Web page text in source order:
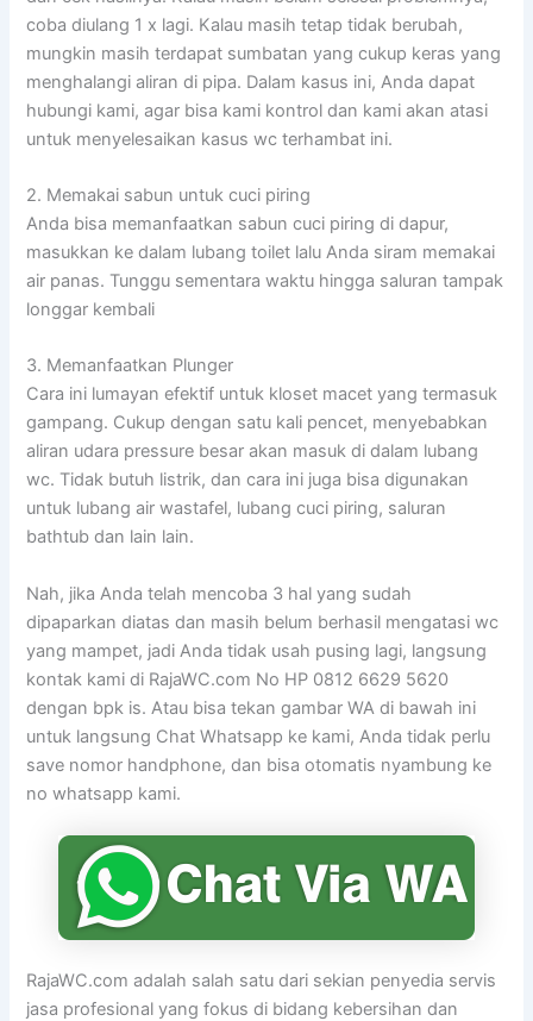
coba diulang 1 x lagi. Kalau masih tetap tidak berubah,
mungkin masih terdapat sumbatan yang cukup keras yang
menghalangi aliran di pipa. Dalam kasus ini, Anda dapat
hubungi kami, agar bisa kami kontrol dan kami akan atasi
untuk menyelesaikan kasus wc terhambat ini.
2. Memakai sabun untuk cuci piring
Anda bisa memanfaatkan sabun cuci piring di dapur,
masukkan ke dalam lubang toilet lalu Anda siram memakai
air panas. Tunggu sementara waktu hingga saluran tampak
longgar kembali
3. Memanfaatkan Plunger
Cara ini lumayan efektif untuk kloset macet yang termasuk
gampang. Cukup dengan satu kali pencet, menyebabkan
aliran udara pressure besar akan masuk di dalam lubang
wc. Tidak butuh listrik, dan cara ini juga bisa digunakan
untuk lubang air wastafel, lubang cuci piring, saluran
bathtub dan lain lain.
Nah, jika Anda telah mencoba 3 hal yang sudah
dipaparkan diatas dan masih belum berhasil mengatasi wc
yang mampet, jadi Anda tidak usah pusing lagi, langsung
kontak kami di RajaWC.com No HP 0812 6629 5620
dengan bpk is. Atau bisa tekan gambar WA di bawah ini
untuk langsung Chat Whatsapp ke kami, Anda tidak perlu
save nomor handphone, dan bisa otomatis nyambung ke
no whatsapp kami.
RajaWC.com adalah salah satu dari sekian penyedia servis
jasa profesional yang fokus di bidang kebersihan dan